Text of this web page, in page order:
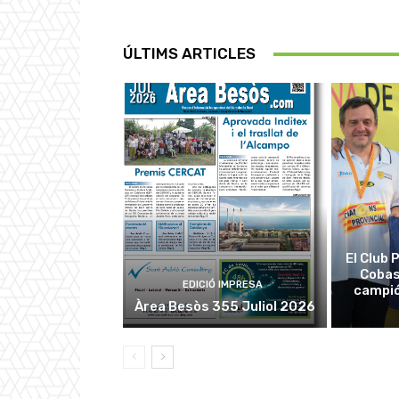
ÚLTIMS ARTICLES
EDICIÓ IMPRESA
Àrea Besòs 355 Juliol 2026
El Club